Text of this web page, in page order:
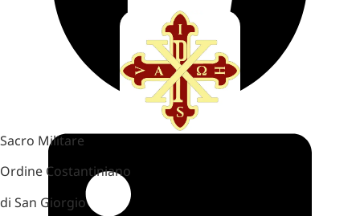
Sacro Militare
Ordine Costantiniano
di San Giorgio